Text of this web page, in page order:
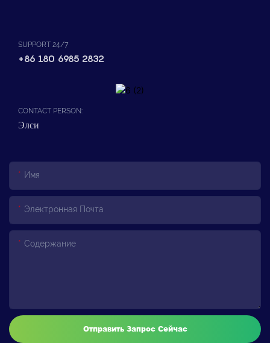
SUPPORT 24/7
+86 180 6985 2832
CONTACT PERSON:
Элси
Имя
Электронная Почта
Содержание
Отправить Запрос Сейчас